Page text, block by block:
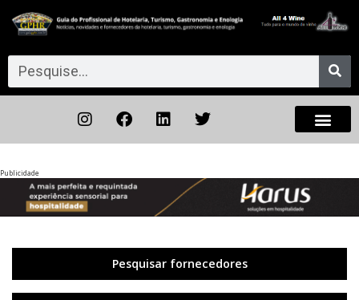
Publicidade
Pesquisar fornecedores